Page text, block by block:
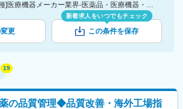
[勤務地]滋賀県 [業種]医療機器メーカー業界-医薬品・医療機器・ライフサイエンス・医療系サービス [こだわり条件ピックアップ]年間休日120日以上 [詳細条件](休日・働き方)年間休日120日以上
更
新着求人をいつでもチェック
この条件を保存
薬の品質管理◆品質改善・海外工場指